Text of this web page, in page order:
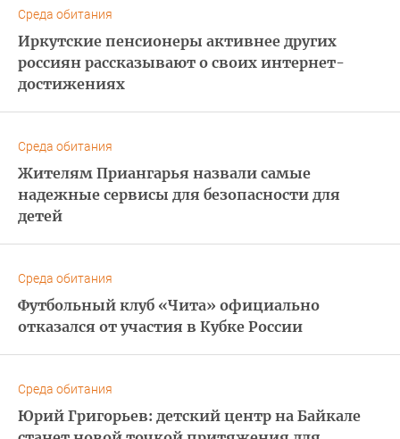
Среда обитания
Иркутские пенсионеры активнее других
россиян рассказывают о своих интернет-
достижениях
Среда обитания
Жителям Приангарья назвали самые
надежные сервисы для безопасности для
детей
Среда обитания
Футбольный клуб «Чита» официально
отказался от участия в Кубке России
Среда обитания
Юрий Григорьев: детский центр на Байкале